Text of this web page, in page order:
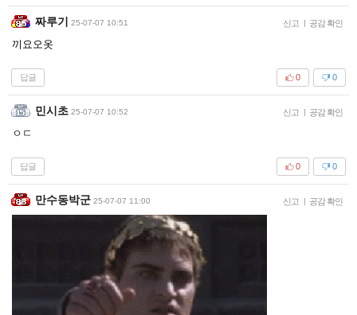
짜루기 25-07-07 10:51 신고 | 공감 확인
끼요오옷
답글 0
0
민시초 25-07-07 10:52 신고 | 공감 확인
ㅇㄷ
답글 0
0
만수동박군 25-07-07 11:00 신고 | 공감 확인